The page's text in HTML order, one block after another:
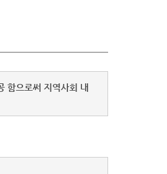
함으로써 지역사회 내